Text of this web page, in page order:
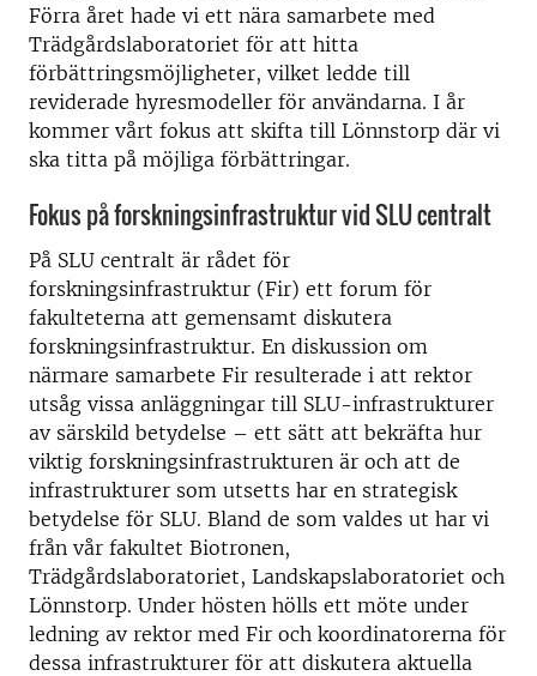
Förra året hade vi ett nära samarbete med
Trädgårdslaboratoriet för att hitta
förbättringsmöjligheter, vilket ledde till
reviderade hyresmodeller för användarna. I år
kommer vårt fokus att skifta till Lönnstorp där vi
ska titta på möjliga förbättringar.
Fokus på forskningsinfrastruktur vid SLU centralt
På SLU centralt är rådet för
forskningsinfrastruktur (Fir) ett forum för
fakulteterna att gemensamt diskutera
forskningsinfrastruktur. En diskussion om
närmare samarbete Fir resulterade i att rektor
utsåg vissa anläggningar till SLU-infrastrukturer
av särskild betydelse – ett sätt att bekräfta hur
viktig forskningsinfrastrukturen är och att de
infrastrukturer som utsetts har en strategisk
betydelse för SLU. Bland de som valdes ut har vi
från vår fakultet Biotronen,
Trädgårdslaboratoriet, Landskapslaboratoriet och
Lönnstorp. Under hösten hölls ett möte under
ledning av rektor med Fir och koordinatorerna för
dessa infrastrukturer för att diskutera aktuella